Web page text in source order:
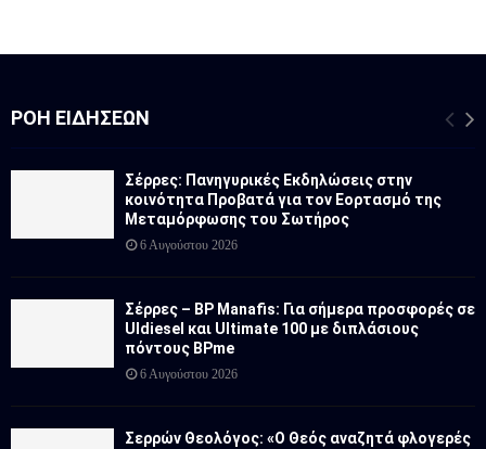
ΡΟΉ ΕΙΔΉΣΕΩΝ
Σέρρες: Πανηγυρικές Εκδηλώσεις στην
κοινότητα Προβατά για τον Εορτασμό της
Μεταμόρφωσης του Σωτήρος
6 Αυγούστου 2026
Σέρρες – BP Manafis: Για σήμερα προσφορές σε
Uldiesel και Ultimate 100 με διπλάσιους
πόντους BPme
6 Αυγούστου 2026
Σερρών Θεολόγος: «Ο Θεός αναζητά φλογερές